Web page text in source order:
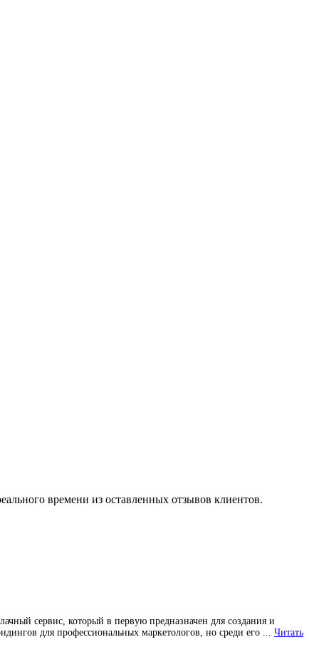
времени из оставленных отзывов клиентов.
сервис, который в первую предназначен для создания и
для профессиональных маркетологов, но среди его ... Читать